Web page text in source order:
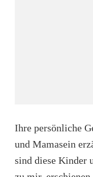
Ihre persönliche
und Mamasein
sind diese Kinder